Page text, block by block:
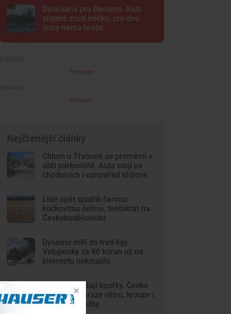
Další rána pro Dynamo. Klub
zřejmě zruší béčko, pro dva
týmy nemá hráče
Premium
Premium
Nejčtenější články
Chlum u Třeboně se proměnil v
obří parkoviště. Auta stojí na
chodnících i uprostřed křížové
Lidé opět spatřili černou
kočkovitou šelmu, tentokrát na
Českobudějovicku
Dynamo míří do třetí ligy.
Vstupenky za 80 korun už na
internetu nekoupíte
Vedra vystřídají bouřky. Česko
zasáhnou nárazy větru, kroupy i
přívalové srážky